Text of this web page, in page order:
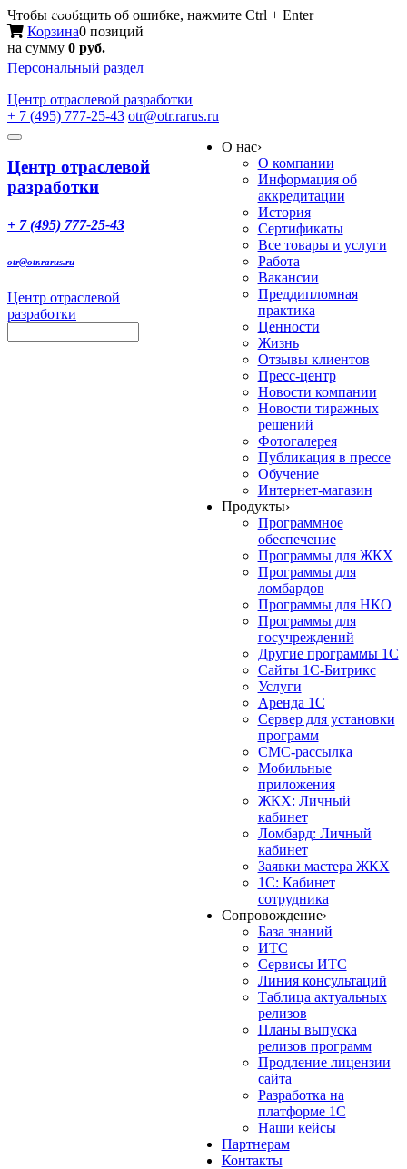
Чтобы сообщить об ошибке, нажмите Ctrl + Enter
Корзина0 позиций
на сумму 0 руб.
Персональный раздел
Центр отраслевой разработки
+ 7 (495) 777-25-43 otr@otr.rarus.ru
Toggle
Меню
Центр отраслевой
разработки
+ 7 (495) 777-25-43
otr@otr.rarus.ru
Центр отраслевой
разработки
О нас›
О компании
Информация об
аккредитации
История
Сертификаты
Все товары и услуги
Работа
Вакансии
Преддипломная
практика
Ценности
Жизнь
Отзывы клиентов
Пресс-центр
Новости компании
Новости тиражных
решений
Фотогалерея
Публикация в прессе
Обучение
Интернет-магазин
Продукты›
Программное
обеспечение
Программы для ЖКХ
Программы для
ломбардов
Программы для НКО
Программы для
госучреждений
Другие программы 1С
Сайты 1С-Битрикс
Услуги
Аренда 1С
Сервер для установки
программ
СМС-рассылка
Мобильные
приложения
ЖКХ: Личный
кабинет
Ломбард: Личный
кабинет
Заявки мастера ЖКХ
1С: Кабинет
сотрудника
Сопровождение›
База знаний
ИТС
Сервисы ИТС
Линия консультаций
Таблица актуальных
релизов
Планы выпуска
релизов программ
Продление лицензии
сайта
Разработка на
платформе 1С
Наши кейсы
Партнерам
Контакты